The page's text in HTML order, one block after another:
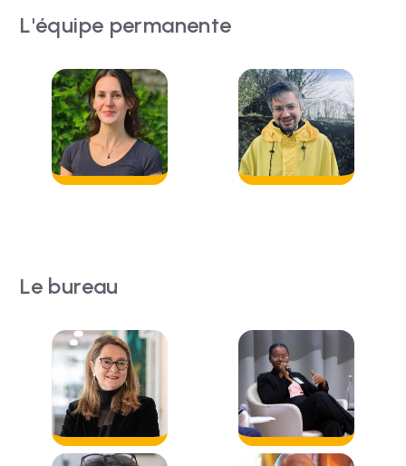
L'équipe permanente
Le bureau